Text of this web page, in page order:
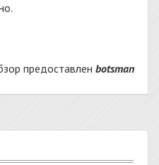
предоставлен botsman